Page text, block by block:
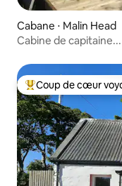
Cabane ⋅ Malin Head
Cabine de
Coups de cœur
Coup de cœur